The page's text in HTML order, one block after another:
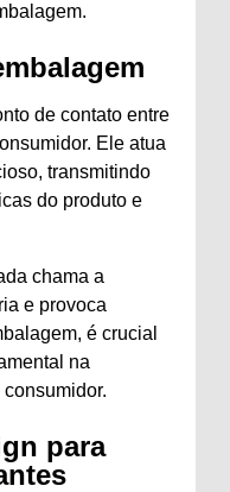
de contato entre
Ele atua
transmitindo
do produto e
chama a
e provoca
é crucial
na
para